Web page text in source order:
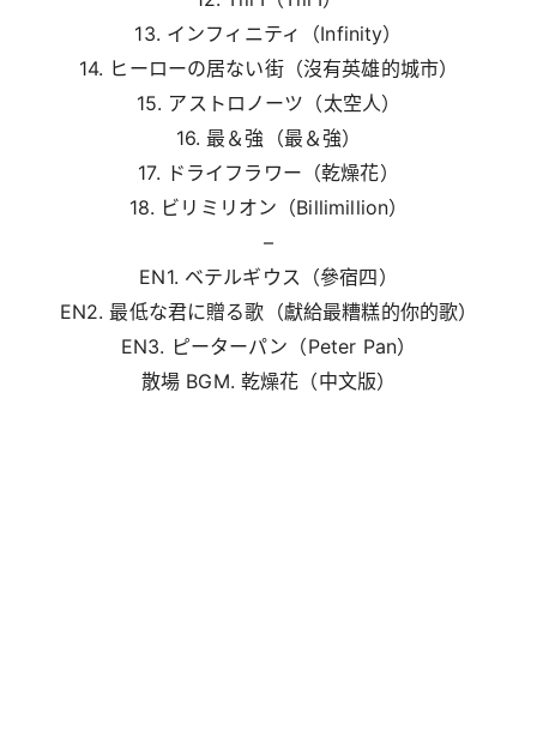
13. インフィニティ（Infinity）
14. ヒーローの居ない街（沒有英雄的城市）
15. アストロノーツ（太空人）
16. 最＆強（最＆強）
17. ドライフラワー（乾燥花）
18. ビリミリオン（Billimillion）
–
EN1. ベテルギウス（參宿四）
EN2. 最低な君に贈る歌（獻給最糟糕的你的歌）
EN3. ピーターパン（Peter Pan）
散場 BGM. 乾燥花（中文版）